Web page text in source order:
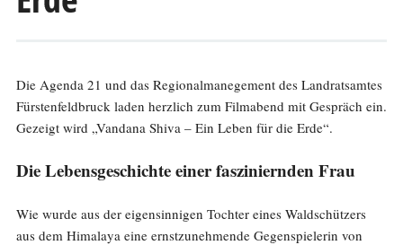
Die Agenda 21 und das Regionalmanegement des Landratsamtes
Fürstenfeldbruck laden herzlich zum Filmabend mit Gespräch ein.
Gezeigt wird „Vandana Shiva – Ein Leben für die Erde“.
Die Lebensgeschichte einer fasziniernden Frau
Wie wurde aus der eigensinnigen Tochter eines Waldschützers
aus dem Himalaya eine ernstzunehmende Gegenspielerin von